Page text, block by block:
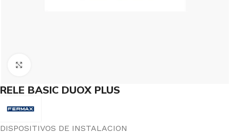
RELE BASIC DUOX PLUS
DISPOSITIVOS DE INSTALACION